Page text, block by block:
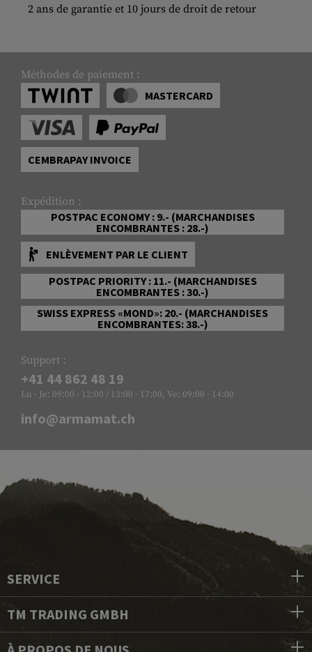
2 ans de garantie et 10 jours de droit de retour
Méthodes de paiement :
MASTERCARD
CEMBRAPAY INVOICE
Expédition :
POSTPAC ECONOMY : 9.- (MARCHANDISES
ENCOMBRANTES : 28.-)
ENLÈVEMENT PAR LE CLIENT
POSTPAC PRIORITY : 11.- (MARCHANDISES
ENCOMBRANTES : 30.-)
SWISS EXPRESS «MOND»: 20.- (MARCHANDISES
ENCOMBRANTES: 38.-)
Support :
+41 44 862 48 19
Lu - Je: 09:00 - 12:00 / 13:00 - 17:00, Ve: 09:00 - 14:00
info@armamat.ch
SERVICE
TM TRADING GMBH